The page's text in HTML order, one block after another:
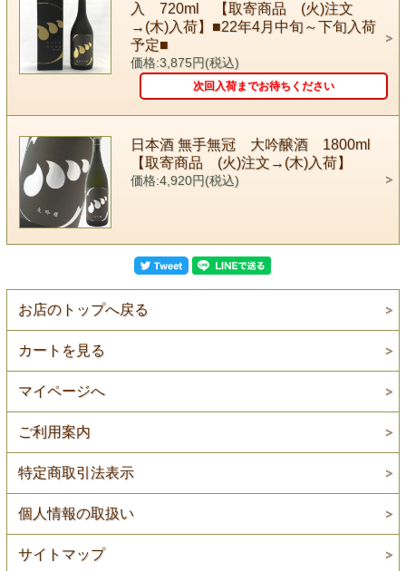
入 720ml 【取寄商品 (火)注文
→(木)入荷】■22年4月中旬～下旬入荷
予定■
価格:3,875円(税込)
次回入荷までお待ちください
日本酒 無手無冠 大吟醸酒 1800ml
【取寄商品 (火)注文→(木)入荷】
価格:4,920円(税込)
お店のトップへ戻る
カートを見る
マイページへ
ご利用案内
特定商取引法表示
個人情報の取扱い
サイトマップ